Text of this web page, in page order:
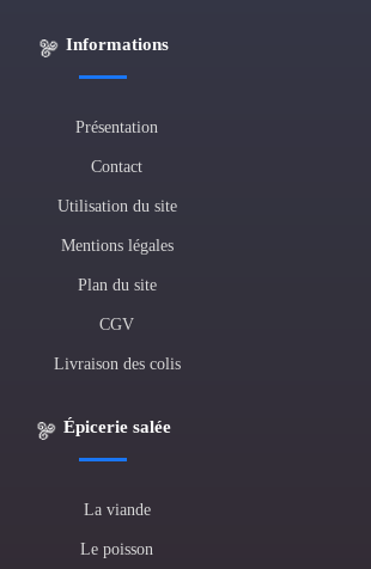
Informations
Présentation
Contact
Utilisation du site
Mentions légales
Plan du site
CGV
Livraison des colis
Épicerie salée
La viande
Le poisson